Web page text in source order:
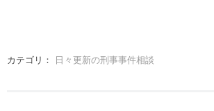
カテゴリ： 日々更新の刑事事件相談